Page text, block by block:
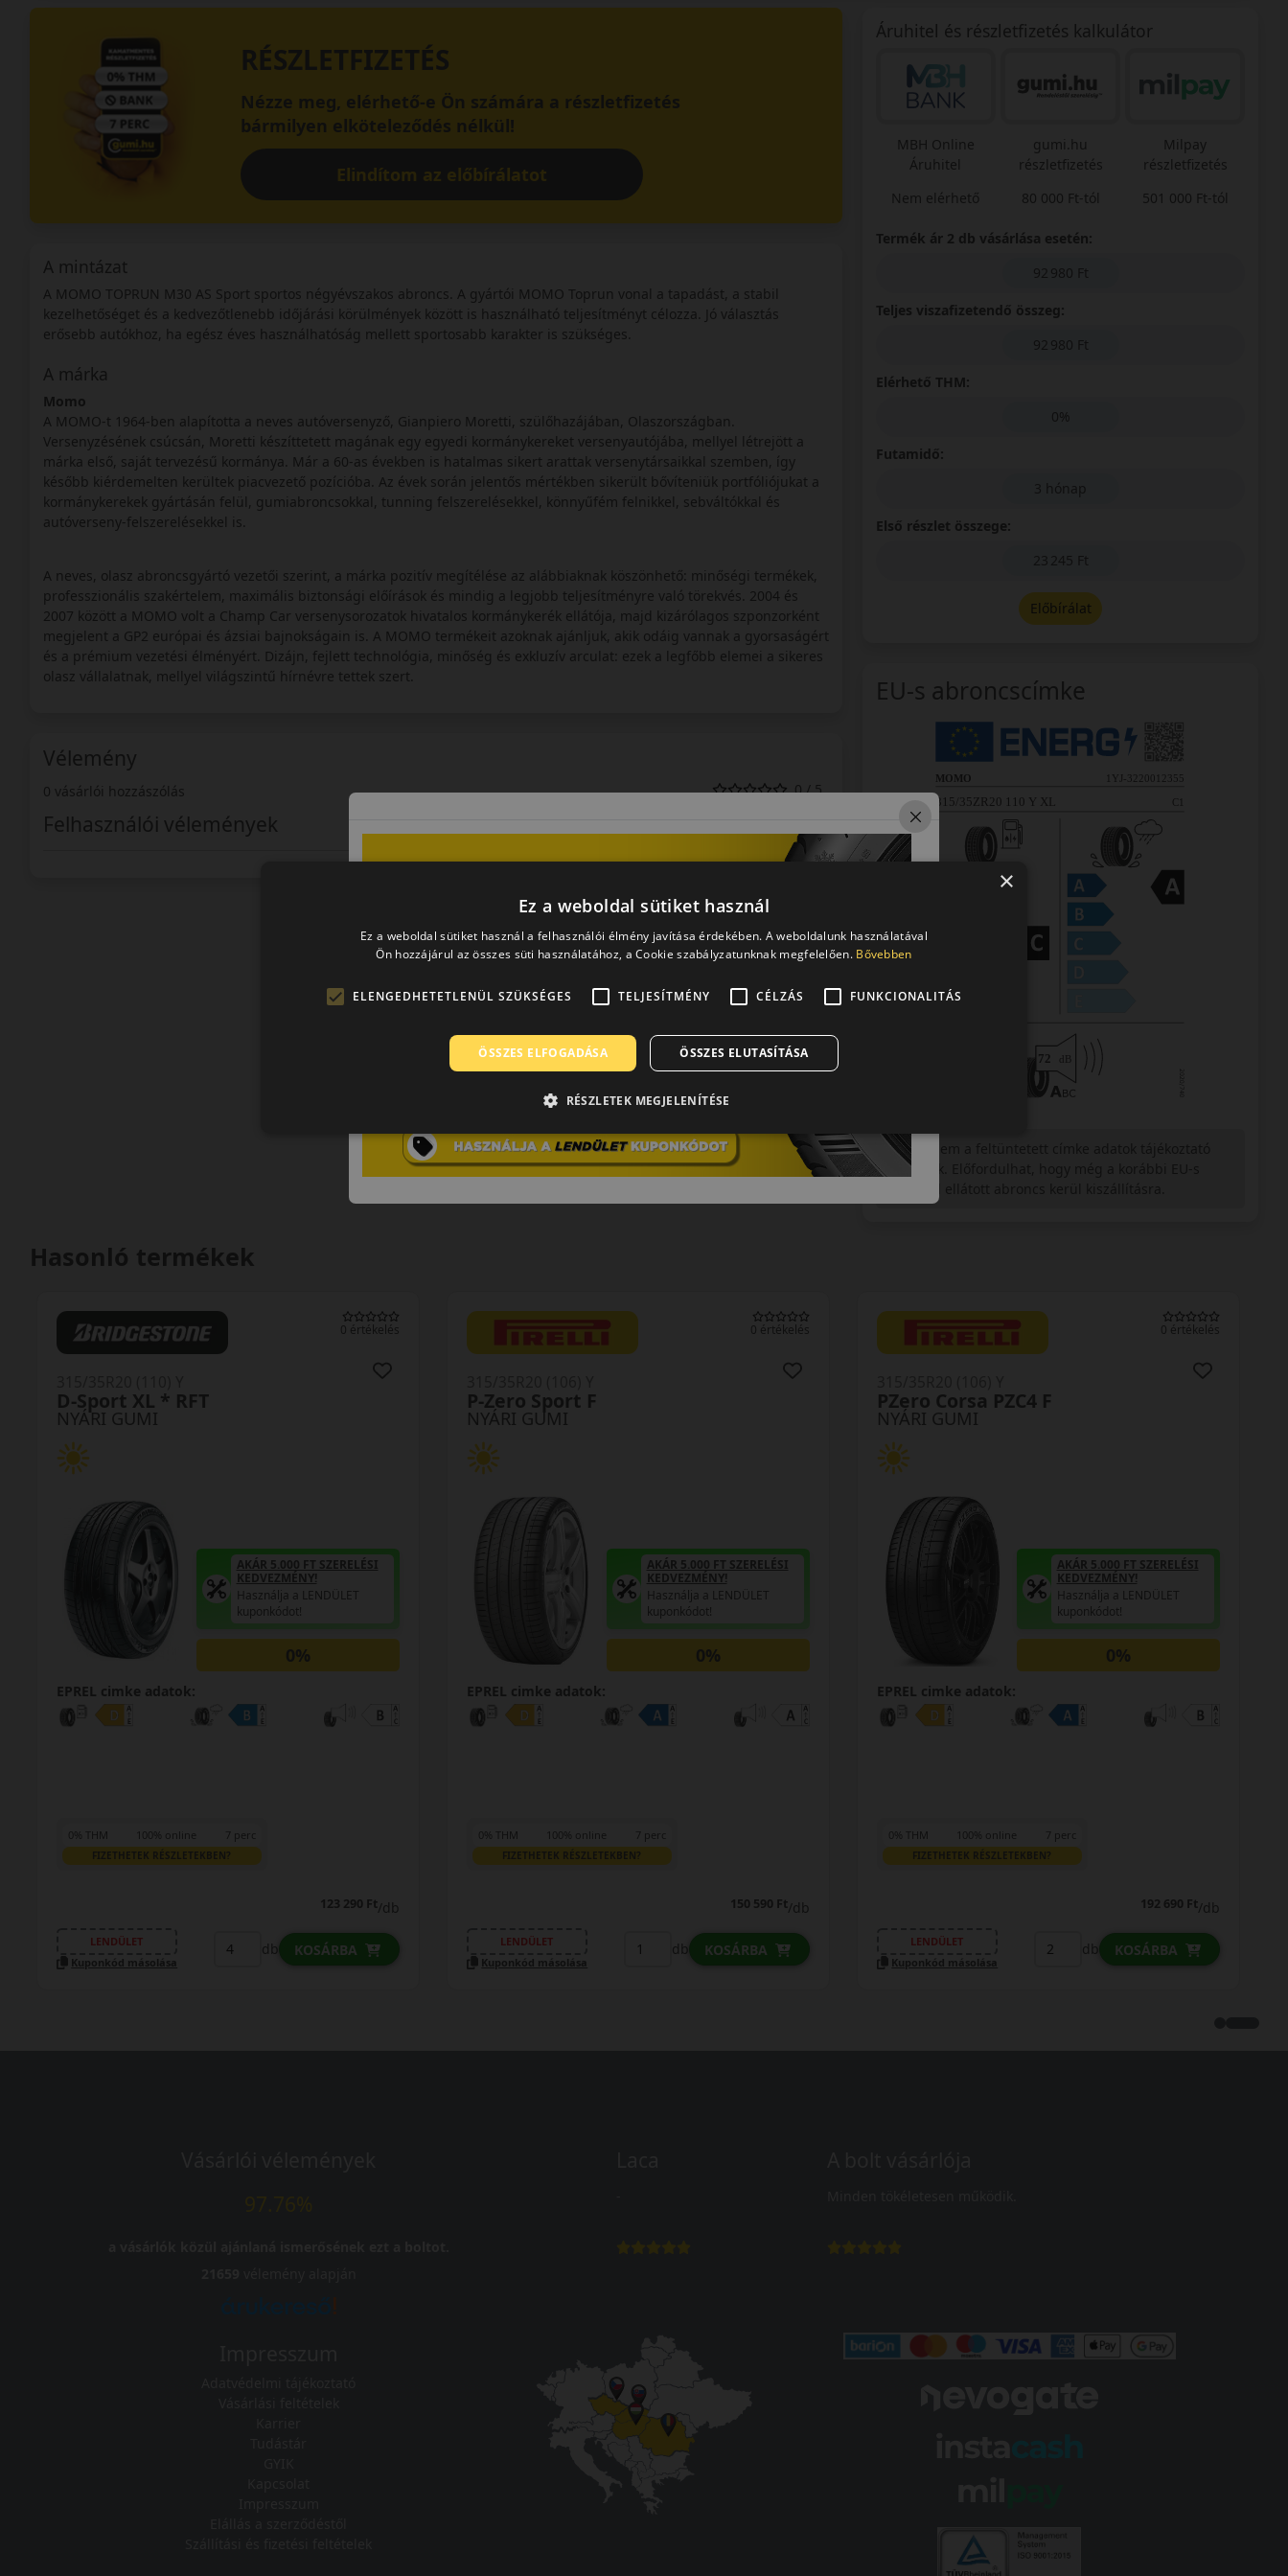
RÉSZLETFIZETÉS
Nézze meg, elérhető-e Ön számára a részletfizetés
bármilyen elköteleződés nélkül!
Elindítom az előbírálatot
A mintázat
A MOMO TOPRUN M30 AS Sport sportos négyévszakos abroncs. A gyártói MOMO Toprun vonal a tapadást, a stabil
kezelhetőséget és a kedvezőtlenebb időjárási körülmények között is használható teljesítményt célozza. Jó választás
erősebb autókhoz, ha egész éves használhatóság mellett sportosabb karakter is szükséges.
A márka
Momo
A MOMO-t 1964-ben alapította a neves autóversenyző, Gianpiero Moretti, szülőhazájában, Olaszországban.
Versenyzésének csúcsán, Moretti készíttetett magának egy egyedi kormánykereket versenyautójába, mellyel létrejött a
márka első, saját tervezésű kormánya. Már a 60-as években is hatalmas sikert arattak versenytársaikkal szemben, így
később kiérdemelten kerültek piacvezető pozícióba. Az évek során jelentős mértékben sikerült bővíteniük portfóliójukat a
kormánykerekek gyártásán felül, gumiabroncsokkal, tunning felszerelésekkel, könnyűfém felnikkel, sebváltókkal és
autóverseny-felszerelésekkel is.
A neves, olasz abroncsgyártó vezetői szerint, a márka pozitív megítélése az alábbiaknak köszönhető: minőségi termékek,
professzionális szakértelem, maximális biztonsági előírások és mindig a legjobb teljesítményre való törekvés. 2004 és
2007 között a MOMO volt a Champ Car versenysorozatok hivatalos kormánykerék ellátója, majd kizárólagos szponzorként
megjelent a GP2 európai és ázsiai bajnokságain is. A MOMO termékeit azoknak ajánljuk, akik odáig vannak a gyorsaságért
és a prémium vezetési élményért. Dizájn, fejlett technológia, minőség és exkluzív arculat: ezek a legfőbb elemei a sikeres
olasz vállalatnak, mellyel világszintű hírnévre tettek szert.
Vélemény
0 vásárlói hozzászólás 0 / 5
Felhasználói vélemények
Áruhitel és részletfizetés kalkulátor
MBH Online
Áruhitel
Nem elérhető
gumi.hu
részletfizetés
80 000 Ft-tól
Milpay
részletfizetés
501 000 Ft-tól
Termék ár 2 db vásárlása esetén:
92 980 Ft
Teljes viszafizetendő összeg:
92 980 Ft
Elérhető THM:
0%
Futamidő:
3 hónap
Első részlet összege:
23 245 Ft
Előbírálat
EU-s abroncscímke
Figyelem a feltüntetett címke adatok tájékoztató
jellegűek. Előfordulhat, hogy még a korábbi EU-s
Hasonló termékek
0 értékelés
NYÁRI GUMI
D-Sport XL * RFT
AKÁR 5.000 FT SZERELÉSI
KEDVEZMÉNY!
Használja a LENDÜLET
kuponkódot!
0%
EPREL cimke adatok:
0% THM 100% online 7 perc
FIZETHETEK RÉSZLETEKBEN?
123 290 Ft/db
LENDÜLET
Kuponkód másolása
db KOSÁRBA
0 értékelés
NYÁRI GUMI
P-Zero Sport F
AKÁR 5.000 FT SZERELÉSI
KEDVEZMÉNY!
Használja a LENDÜLET
kuponkódot!
0%
EPREL cimke adatok:
0% THM 100% online 7 perc
FIZETHETEK RÉSZLETEKBEN?
150 590 Ft/db
LENDÜLET
Kuponkód másolása
db KOSÁRBA
0 értékelés
NYÁRI GUMI
PZero Corsa PZC4 F
AKÁR 5.000 FT SZERELÉSI
KEDVEZMÉNY!
Használja a LENDÜLET
kuponkódot!
0%
EPREL cimke adatok:
0% THM 100% online 7 perc
FIZETHETEK RÉSZLETEKBEN?
192 690 Ft/db
LENDÜLET
Kuponkód másolása
db KOSÁRBA
×
Ez a weboldal sütiket használ
Ez a weboldal sütiket használ a felhasználói élmény javítása érdekében. A weboldalunk használatával
Ön hozzájárul az összes süti használatához, a Cookie szabályzatunknak megfelelően. Bővebben
ELENGEDHETETLENÜL SZÜKSÉGES TELJESÍTMÉNY CÉLZÁS FUNKCIONALITÁS
ÖSSZES ELFOGADÁSA ÖSSZES ELUTASÍTÁSA
RÉSZLETEK MEGJELENÍTÉSE